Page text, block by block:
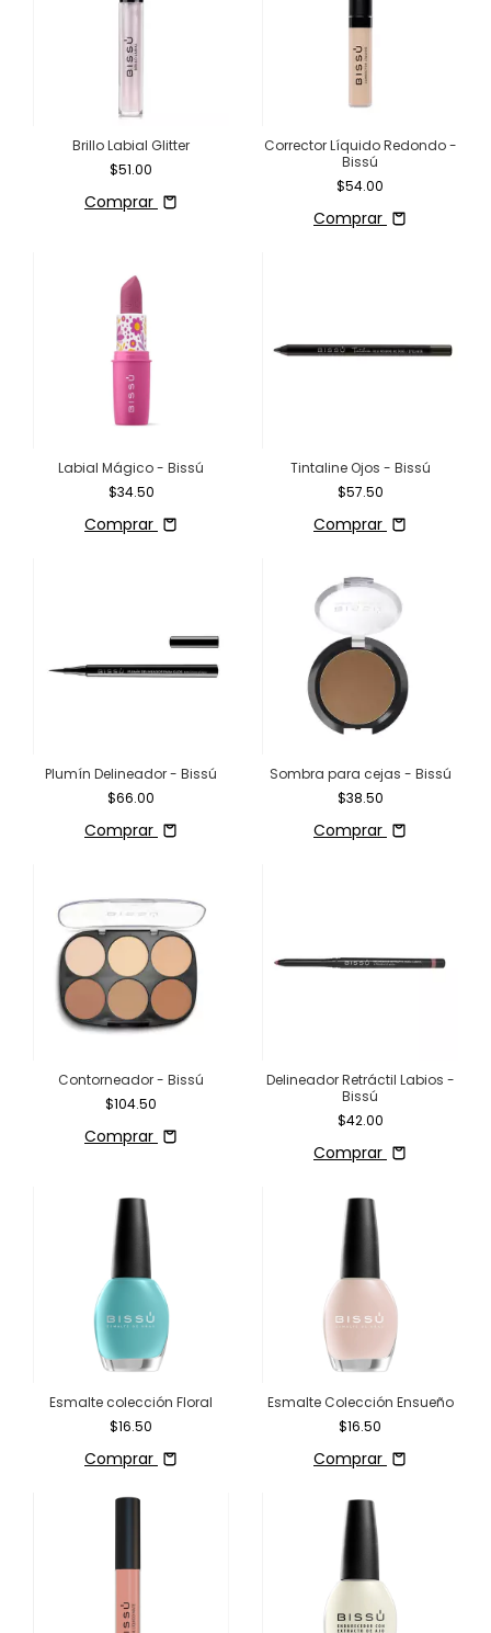
Brillo Labial Glitter
$51.00
Comprar
Corrector Líquido Redondo -
Bissú
$54.00
Comprar
Labial Mágico - Bissú
$34.50
Comprar
Tintaline Ojos - Bissú
$57.50
Comprar
Plumín Delineador - Bissú
$66.00
Comprar
Sombra para cejas - Bissú
$38.50
Comprar
Contorneador - Bissú
$104.50
Comprar
Delineador Retráctil Labios -
Bissú
$42.00
Comprar
Esmalte colección Floral
$16.50
Comprar
Esmalte Colección Ensueño
$16.50
Comprar